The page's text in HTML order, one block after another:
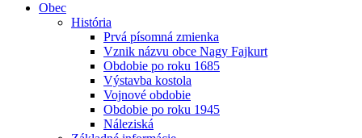
Obec
História
Prvá písomná zmienka
Vznik názvu obce Nagy Fajkurt
Obdobie po roku 1685
Výstavba kostola
Vojnové obdobie
Obdobie po roku 1945
Náleziská